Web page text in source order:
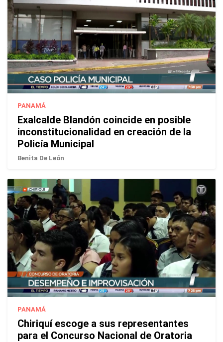
PANAMÁ
Exalcalde Blandón coincide en posible
inconstitucionalidad en creación de la
Policía Municipal
Benita De León
PANAMÁ
Chiriquí escoge a sus representantes
para el Concurso Nacional de Oratoria